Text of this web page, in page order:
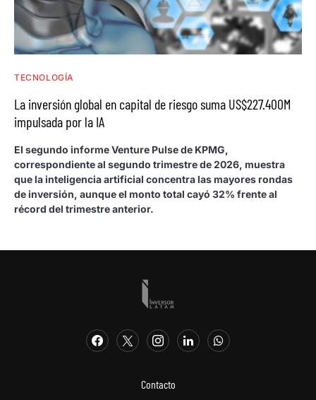
TECNOLOGÍA
La inversión global en capital de riesgo suma US$227.400M
impulsada por la IA
El segundo informe Venture Pulse de KPMG,
correspondiente al segundo trimestre de 2026, muestra
que la inteligencia artificial concentra las mayores rondas
de inversión, aunque el monto total cayó 32% frente al
récord del trimestre anterior.
Contacto